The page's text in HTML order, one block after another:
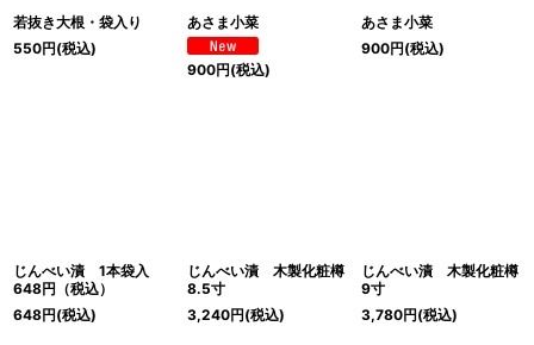
若抜き大根・袋入り
550円(税込)
あさま小菜
900円(税込)
あさま小菜
900円(税込)
じんべい漬 1本袋入
648円（税込）
648円(税込)
じんべい漬 木製化粧樽
8.5寸
3,240円(税込)
じんべい漬 木製化粧樽
9寸
3,780円(税込)